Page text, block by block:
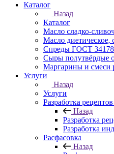
Каталог
Назад
Каталог
Масло сладко-
Масло диетическое,
Спреды ГОСТ
Сыры
Маргарины и смеси
Услуги
Назад
Услуги
Разработка
Назад
Разработка
Разработка
Расфасовка
Назад